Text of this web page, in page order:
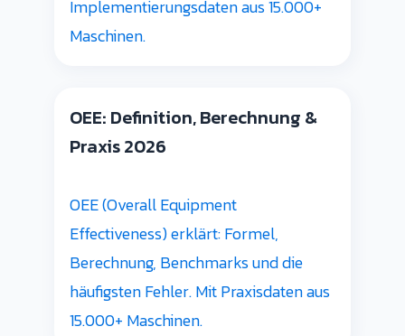
Implementierungsdaten aus 15.000+
Maschinen.
OEE: Definition, Berechnung &
Praxis 2026
OEE (Overall Equipment
Effectiveness) erklärt: Formel,
Berechnung, Benchmarks und die
häufigsten Fehler. Mit Praxisdaten aus
15.000+ Maschinen.